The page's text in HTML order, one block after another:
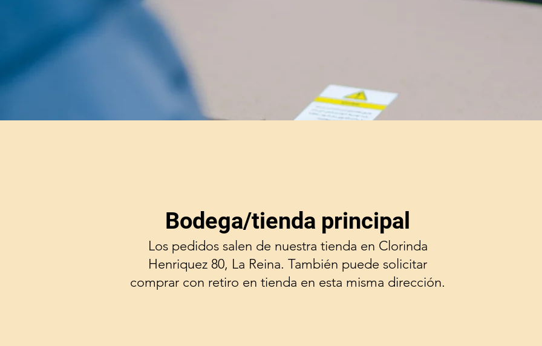
Bodega/tienda principal
Los pedidos salen de nuestra tienda en Clorinda
Henriquez 80, La Reina. También puede solicitar
comprar con retiro en tienda en esta misma dirección.